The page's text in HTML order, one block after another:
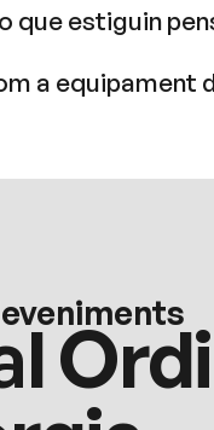
que estiguin
a equipament